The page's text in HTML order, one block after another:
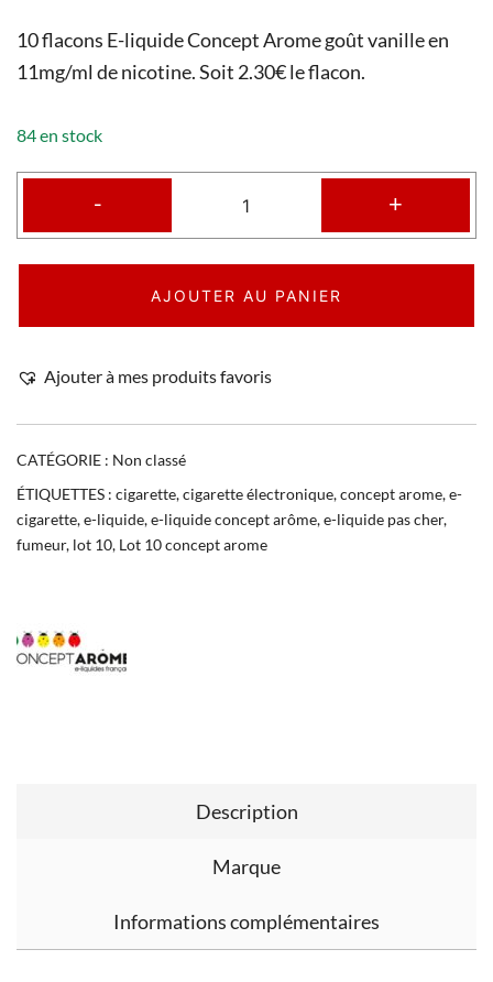
10 flacons E-liquide Concept Arome goût vanille en
11mg/ml de nicotine. Soit 2.30€ le flacon.
84 en stock
- +
AJOUTER AU PANIER
Ajouter à mes produits favoris
CATÉGORIE : Non classé
ÉTIQUETTES : cigarette,cigarette électronique,concept arome,e-
cigarette,e-liquide,e-liquide concept arôme,e-liquide pas cher,
fumeur, lot 10, Lot 10 concept arome
Description
Marque
Informations complémentaires